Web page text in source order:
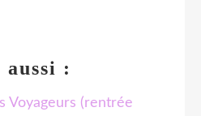
aussi :